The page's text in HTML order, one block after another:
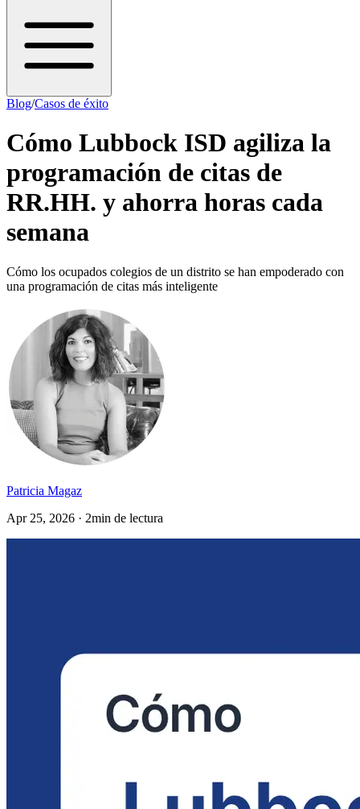
Blog/Casos de éxito
Cómo Lubbock ISD agiliza la
programación de citas de
RR.HH. y ahorra horas cada
semana
Cómo los ocupados colegios de un distrito se han empoderado con
una programación de citas más inteligente
Patricia Magaz
Apr 25, 2026 · 2min de lectura